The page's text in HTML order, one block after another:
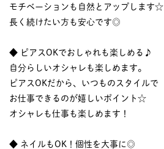
モチベーションも自然とアップします☆
長く続けたい方も安心です◎
◆ ピアスOKでおしゃれも楽しめる♪
自分らしいオシャレも楽しめます。
ピアスOKだから、いつものスタイルで
お仕事できるのが嬉しいポイント☆
オシャレも仕事も楽しめます！
◆ ネイルもOK！個性を大事に◎